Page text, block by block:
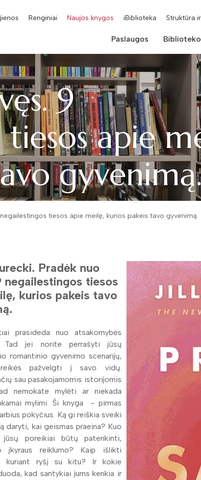
Renginiai Naujos knygos iBiblioteka Struktūra
Paslaugos
9
apie
tiesos apie meilę, kurios pakeis tavo gyvenimą.
Pradėk nuo
negailestingos tiesos
kurios pakeis tavo
prasideda nuo atsakomybės
Tad jei norite perrašyti jūsų
romantinio gyvenimo scenarijų,
reikės pažvelgti į savo vidų.
sau pasakojamomis istorijomis
nemokate mylėti ar niekada
mylimi. Ši knyga - pirmas
pokyčius. Ką gi reiškia sveiki
daryti, kai geismas praeina? Kuo
jūsų poreikiai būtų patenkinti,
įkyraus reiklumo? Kaip išlikti
kuriant ryšį su kitu? Ir kokie
kad santykiai jums kenkia ir